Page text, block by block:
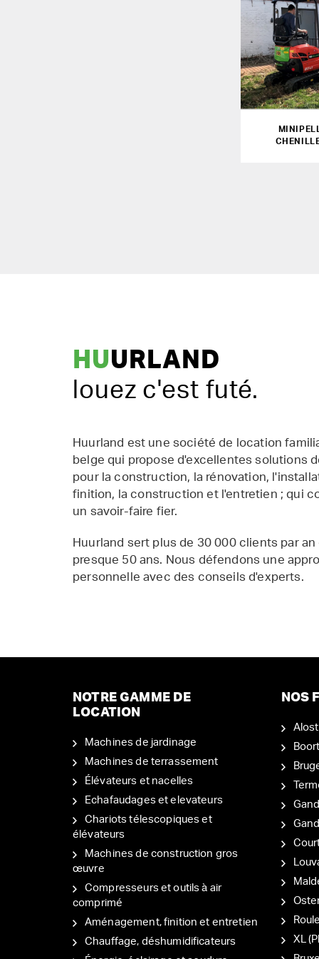
HUURLAND
louez c'est futé.
Huurland est une société de location
belge qui propose d'excellentes solutions
pour la construction, la rénovation,
finition, la construction et l'entretien ; qui
un savoir-faire fier.
Huurland sert plus de 30 000 clients par an
presque 50 ans. Nous défendons une
personnelle avec des conseils d'experts.
NOTRE GAMME DE
LOCATION
Machines de jardinage
Machines de terrassement
Élévateurs et nacelles
Echafaudages et elevateurs
Chariots télescopiques et
élévateurs
Machines de construction gros
œuvre
Compresseurs et outils à air
comprimé
Aménagement, finition et entretien
Chauffage, déshumidificateurs
NOS
Alost
XL